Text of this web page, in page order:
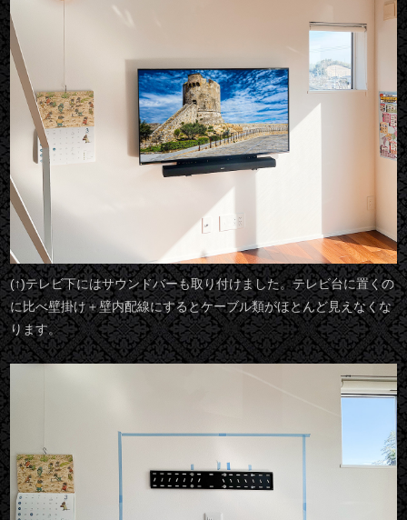
(↑)テレビ下にはサウンドバーも取り付けました。テレビ台に置くの
に比べ壁掛け＋壁内配線にするとケーブル類がほとんど見えなくな
ります。